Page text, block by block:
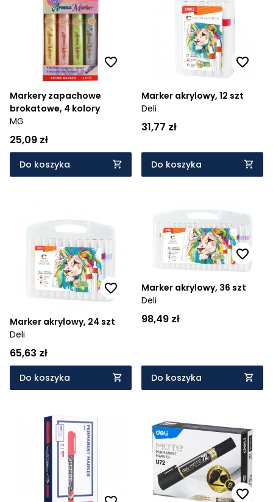
Markery zapachowe
brokatowe, 4 kolory
MG
25,09 zł
Do koszyka
Marker akrylowy, 12 szt
Deli
31,77 zł
Do koszyka
Marker akrylowy, 24 szt
Deli
65,63 zł
Do koszyka
Marker akrylowy, 36 szt
Deli
98,49 zł
Do koszyka